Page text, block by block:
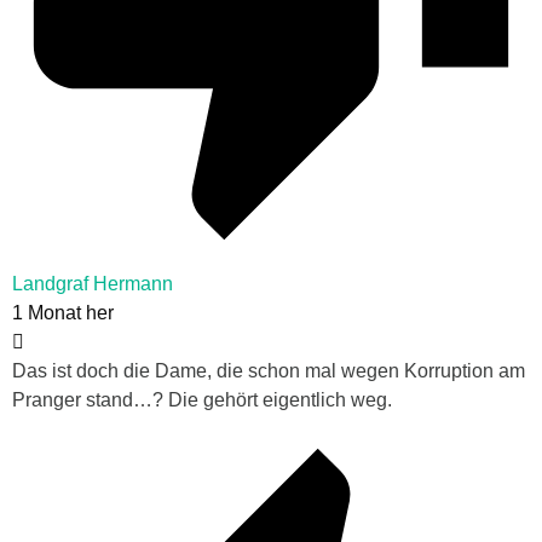
Landgraf Hermann
1 Monat her
Das ist doch die Dame, die schon mal wegen Korruption am
Pranger stand…? Die gehört eigentlich weg.